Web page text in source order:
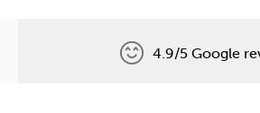
4.9/5 Google